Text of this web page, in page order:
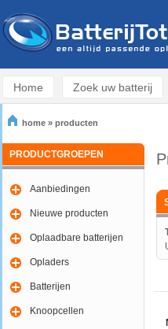
Home Zoek uw batterij
home » producten
PRODUCTGROEPEN
Aanbiedingen
Nieuwe producten
Oplaadbare batterijen
Opladers
Batterijen
Knoopcellen